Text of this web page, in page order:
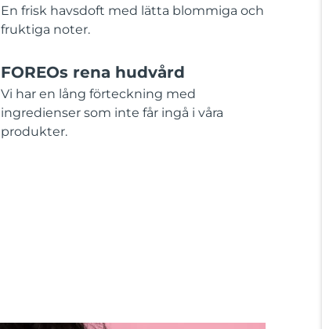
En frisk havsdoft med lätta blommiga och
fruktiga noter.
FOREOs rena hudvård
Vi har en lång förteckning med
ingredienser som inte får ingå i våra
produkter.